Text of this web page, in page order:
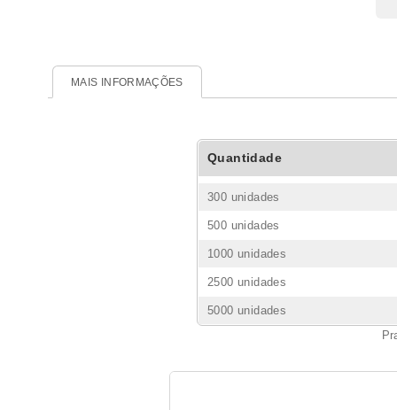
MAIS INFORMAÇÕES
Quantidade
300 unidades
500 unidades
1000 unidades
2500 unidades
5000 unidades